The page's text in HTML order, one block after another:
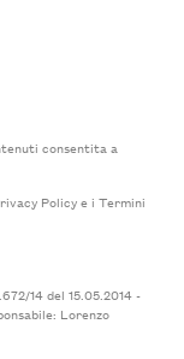
consentita a
Policye i Termini
14 del 15.05.2014 -
Lorenzo